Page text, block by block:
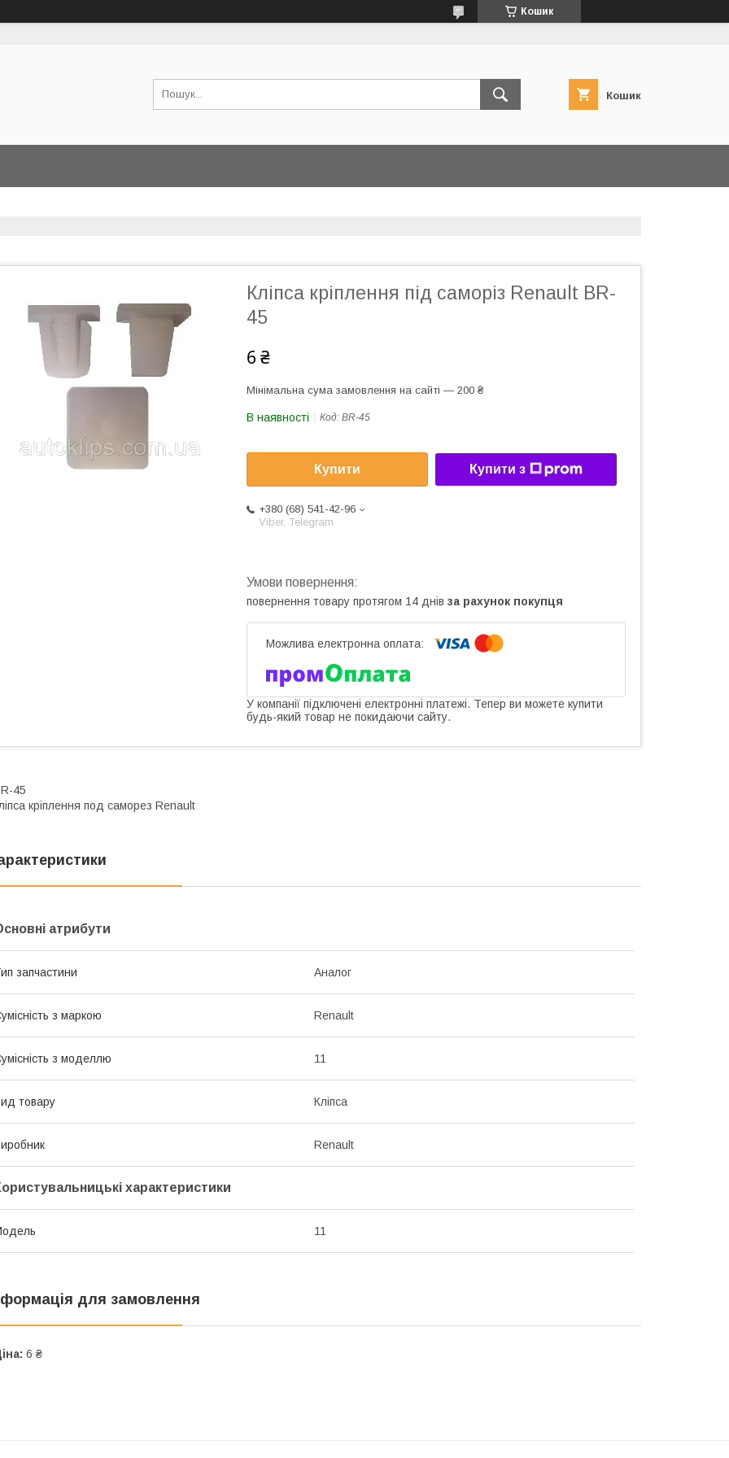
Кошик
Кошик
Кліпса кріплення під саморіз Renault BR-
45
6 ₴
Мінімальна сума замовлення на сайті — 200 ₴
В наявності Код: BR-45
Купити Купити з
+380 (68) 541-42-96
Viber, Telegram
повернення товару протягом 14 днів за рахунок покупця
У компанії підключені електронні платежі. Тепер ви можете купити
будь-який товар не покидаючи сайту.
45
кріплення под саморез Renault
атрибути
запчастини Аналог
з маркою Renault
з моделлю 11
товару Кліпса
Renault
характеристики
11
для замовлення
6 ₴